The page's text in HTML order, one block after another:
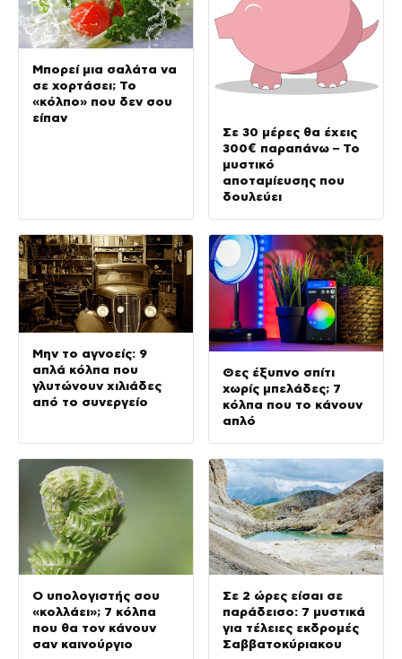
Μπορεί μια σαλάτα να
σε χορτάσει; Το
«κόλπο» που δεν σου
είπαν
Σε 30 μέρες θα έχεις
300€ παραπάνω – Το
μυστικό
αποταμίευσης που
δουλεύει
Μην το αγνοείς: 9
απλά κόλπα που
γλυτώνουν χιλιάδες
από το συνεργείο
Θες έξυπνο σπίτι
χωρίς μπελάδες; 7
κόλπα που το κάνουν
απλό
Ο υπολογιστής σου
«κολλάει»; 7 κόλπα
που θα τον κάνουν
σαν καινούργιο
Σε 2 ώρες είσαι σε
παράδεισο: 7 μυστικά
για τέλειες εκδρομές
Σαββατοκύριακου